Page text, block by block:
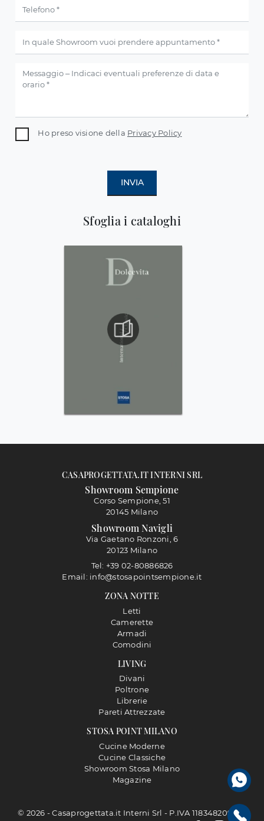
Sfoglia i cataloghi
Ho preso visione della Privacy Policy
INVIA
STOSA POINT MILANO
Cucine Moderne
Cucine Classiche
Showroom Stosa Milano
Magazine
LIVING
Divani
Poltrone
Librerie
Pareti Attrezzate
ZONA NOTTE
Letti
Camerette
Armadi
Comodini
CASAPROGETTATA.IT INTERNI SRL
Showroom Sempione
Corso Sempione, 51
20145 Milano
Showroom Navigli
Via Gaetano Ronzoni, 6
20123 Milano
Tel: +39 02-80886826
Email: info@stosapointsempione.it
© 2026 - Casaprogettata.it Interni Srl - P.IVA 11834820968 |